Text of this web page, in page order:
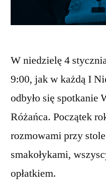
W niedzielę 4
9:00, jak w każdą I
odbyło się spotkanie
Różańca. Początek
rozmowami przy
smakołykami,
opłatkiem.